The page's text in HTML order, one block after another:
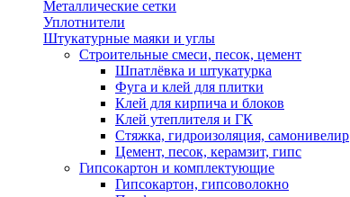
Металлические сетки
Уплотнители
Штукатурные маяки и углы
Строительные смеси, песок, цемент
Шпатлёвка и штукатурка
Фуга и клей для плитки
Клей для кирпича и блоков
Клей утеплителя и ГК
Стяжка, гидроизоляция, самонивелир
Цемент, песок, керамзит, гипс
Гипсокартон и комплектующие
Гипсокартон, гипсоволокно